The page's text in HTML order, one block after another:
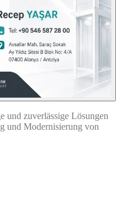
und zuverlässige Lösungen
und Modernisierung von